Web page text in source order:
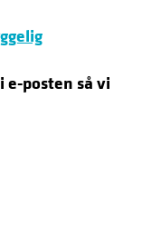
e-posten så vi